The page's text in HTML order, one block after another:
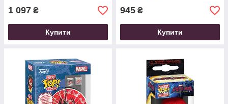
1 097 ₴
Купити
945 ₴
Купити